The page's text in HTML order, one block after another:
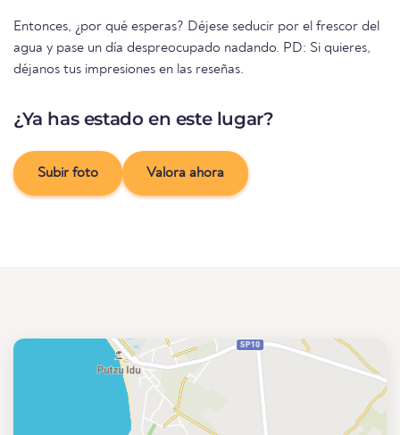
Entonces, ¿por qué esperas? Déjese seducir por el frescor del
agua y pase un día despreocupado nadando. PD: Si quieres,
déjanos tus impresiones en las reseñas.
¿Ya has estado en este lugar?
Subir foto Valora ahora